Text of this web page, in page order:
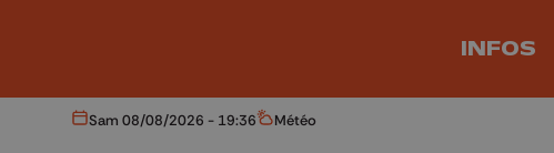
INFOS
Aujourd'hui
Sam 08/08/2026 - 19:36 Météo
Météo